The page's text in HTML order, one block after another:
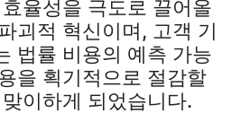
율성을 극도로 끌어올
괴적 혁신이며, 고객 기
법률 비용의 예측 가능
을 획기적으로 절감할
이하게 되었습니다.